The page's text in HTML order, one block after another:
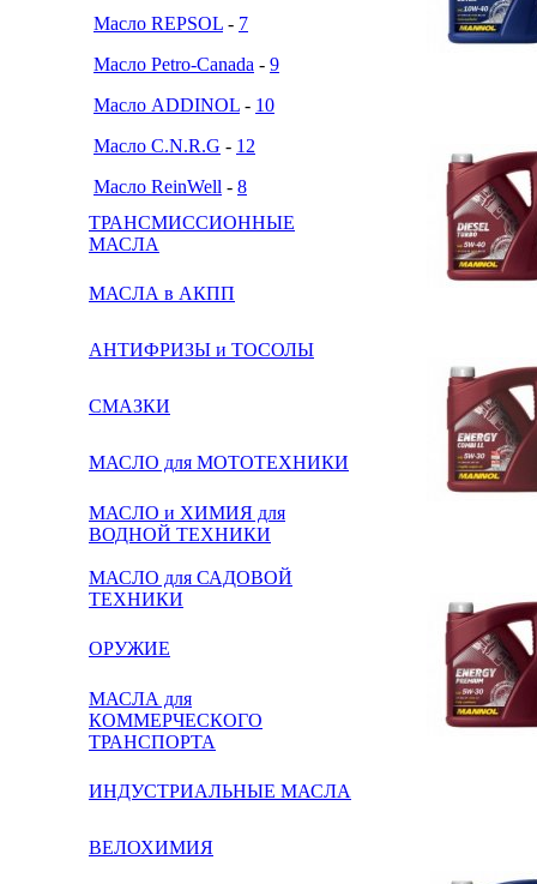
Масло REPSOL - 7
Масло Petro-Canada - 9
Масло ADDINOL - 10
Масло C.N.R.G - 12
Масло ReinWell - 8
ТРАНСМИССИОННЫЕ
МАСЛА
МАСЛА в АКПП
АНТИФРИЗЫ и ТОСОЛЫ
СМАЗКИ
МАСЛО для МОТОТЕХНИКИ
МАСЛО и ХИМИЯ для
ВОДНОЙ ТЕХНИКИ
МАСЛО для САДОВОЙ
ТЕХНИКИ
ОРУЖИЕ
МАСЛА для
КОММЕРЧЕСКОГО
ТРАНСПОРТА
ИНДУСТРИАЛЬНЫЕ МАСЛА
ВЕЛОХИМИЯ